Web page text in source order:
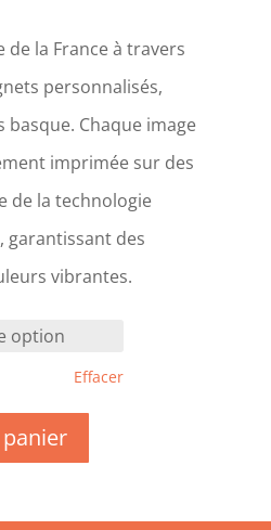
de la France à travers
personnalisés,
basque. Chaque image
imprimée sur des
de la technologie
garantissant des
vibrantes.
Effacer